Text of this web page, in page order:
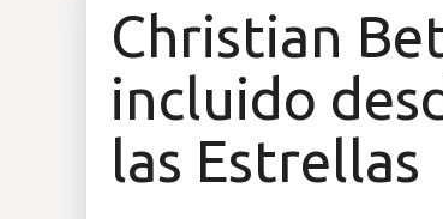
Christian
incluido
las Estrellas